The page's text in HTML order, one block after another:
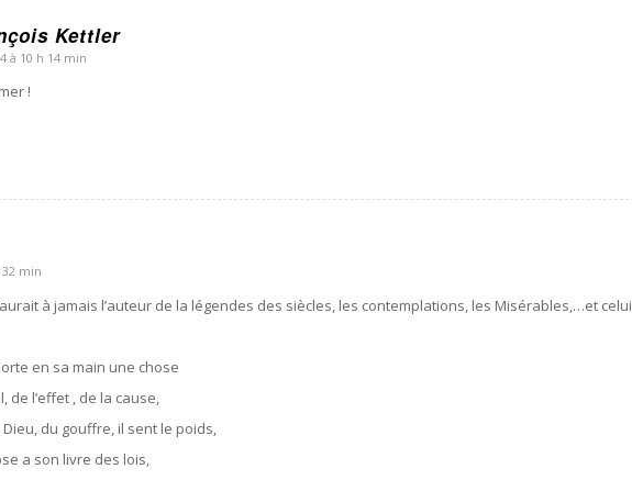
Kettler
à 10 h 14 min
!
min
à jamais l’auteur de la légendes des siècles, les contemplations, les Misérables,…et celui
en sa main une chose
de l’effet , de la cause,
du gouffre, il sent le poids,
a son livre des lois,